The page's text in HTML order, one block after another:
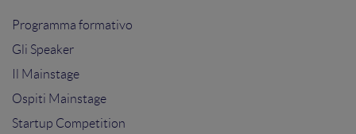
Programma formativo
Gli Speaker
Il Mainstage
Ospiti Mainstage
Startup Competition